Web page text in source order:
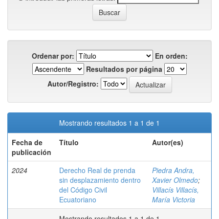
Ordenar por:
En orden:
Resultados por página
Autor/Registro:
Mostrando resultados 1 a 1 de 1
Fecha de
publicación
Título Autor(es)
2024
Derecho Real de prenda
sin desplazamiento dentro
del Código Civil
Ecuatoriano
Piedra Andra,
Xavier Olmedo;
Villacís Villacís,
María Victoria